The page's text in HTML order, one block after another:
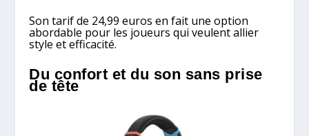
Son tarif de 24,99 euros en fait une option
abordable pour les joueurs qui veulent allier
style et efficacité.
Du confort et du son sans prise
de tête